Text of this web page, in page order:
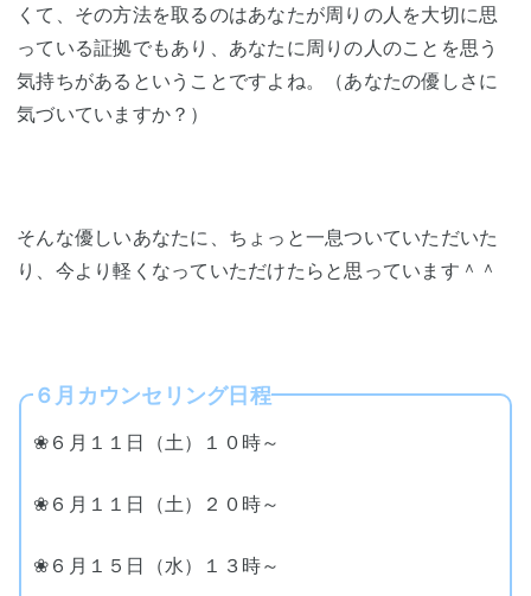
くて、その方法を取るのはあなたが周りの人を大切に思
っている証拠でもあり、あなたに周りの人のことを思う
気持ちがあるということですよね。（あなたの優しさに
気づいていますか？）
そんな優しいあなたに、ちょっと一息ついていただいた
り、今より軽くなっていただけたらと思っています＾＾
６月カウンセリング日程
❀６月１１日（土）１０時～
❀６月１１日（土）２０時～
❀６月１５日（水）１３時～